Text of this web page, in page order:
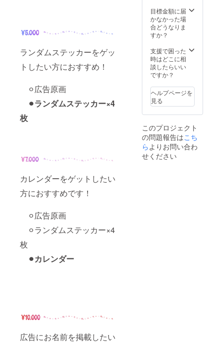
ランダムステッカーをゲッ
トしたい方におすすめ！
⚪︎広告原画
⚫︎ランダムステッカー×4
枚
カレンダーをゲットしたい
方におすすめです！
⚪︎広告原画
⚪︎ランダムステッカー×4
枚
⚫︎カレンダー
広告にお名前を掲載したい
目標金額に届
かなかった場
合どうなりま
すか？
支援で困った
時はどこに相
談したらいい
ですか？
ヘルプページを
見る
このプロジェクト
の問題報告はこち
らよりお問い合わ
せください